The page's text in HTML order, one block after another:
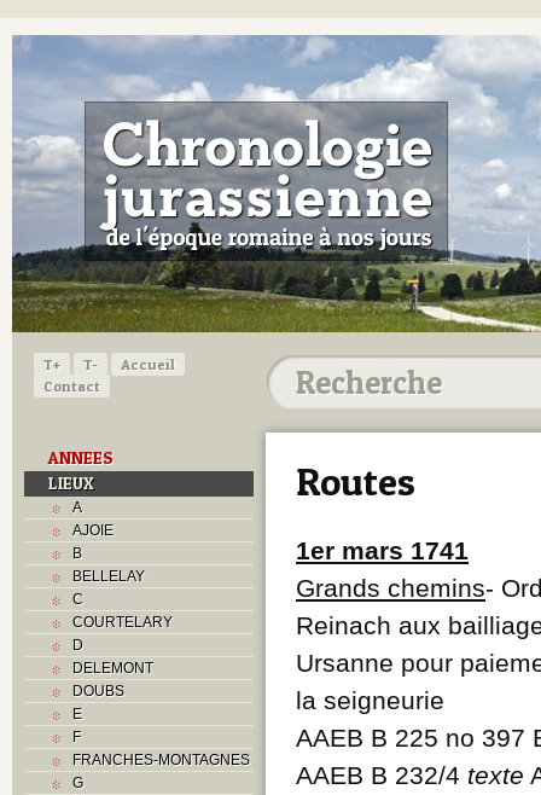
T+ T-
Accueil
Contact
ANNEES
LIEUX
A
AJOIE
B
BELLELAY
C
COURTELARY
D
DELEMONT
DOUBS
E
F
FRANCHES-MONTAGNES
G
Routes
1er mars 1741
Grands chemins-
Reinach aux
Ursanne pour
la seigneurie
AAEB B 225 no 397
AAEB B 232/4 texte